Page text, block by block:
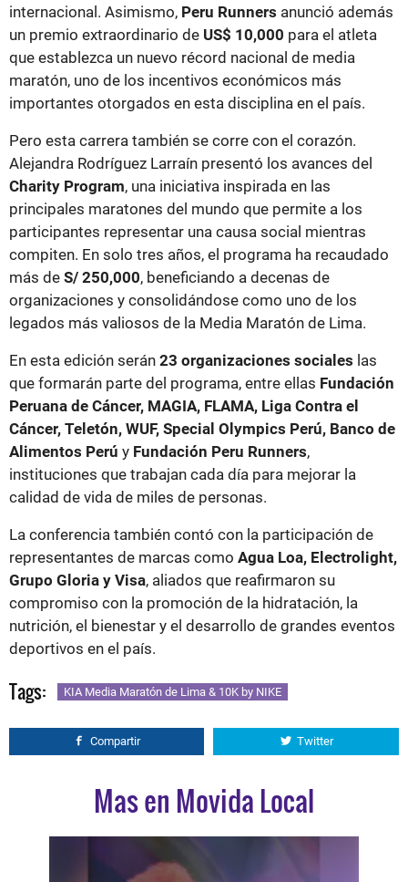
internacional. Asimismo, Peru Runners anunció además
un premio extraordinario de US$ 10,000 para el atleta
que establezca un nuevo récord nacional de media
maratón, uno de los incentivos económicos más
importantes otorgados en esta disciplina en el país.
Pero esta carrera también se corre con el corazón.
Alejandra Rodríguez Larraín presentó los avances del
Charity Program, una iniciativa inspirada en las
principales maratones del mundo que permite a los
participantes representar una causa social mientras
compiten. En solo tres años, el programa ha recaudado
más de S/ 250,000, beneficiando a decenas de
organizaciones y consolidándose como uno de los
legados más valiosos de la Media Maratón de Lima.
En esta edición serán 23 organizaciones sociales las
que formarán parte del programa, entre ellas Fundación
Peruana de Cáncer, MAGIA, FLAMA, Liga Contra el
Cáncer, Teletón, WUF, Special Olympics Perú, Banco de
Alimentos Perú y Fundación Peru Runners,
instituciones que trabajan cada día para mejorar la
calidad de vida de miles de personas.
La conferencia también contó con la participación de
representantes de marcas como Agua Loa, Electrolight,
Grupo Gloria y Visa, aliados que reafirmaron su
compromiso con la promoción de la hidratación, la
nutrición, el bienestar y el desarrollo de grandes eventos
deportivos en el país.
Tags: KIA Media Maratón de Lima & 10K by NIKE
Compartir Twitter
Mas en Movida Local